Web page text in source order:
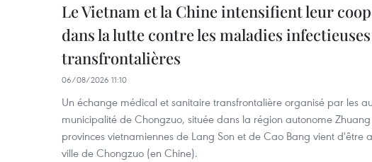
Le Vietnam et la Chine intensifient leur
dans la lutte contre les maladies infectieuses
transfrontalières
06/08/2026 11:10
Un échange médical et sanitaire transfrontalière organisé par les
municipalité de Chongzuo, située dans la région autonome
provinces vietnamiennes de Lang Son et de Cao Bang vient d'être
ville de Chongzuo (en Chine).